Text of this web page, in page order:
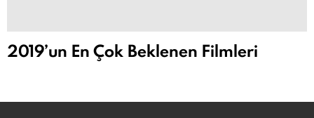
2019’un En Çok Beklenen Filmleri